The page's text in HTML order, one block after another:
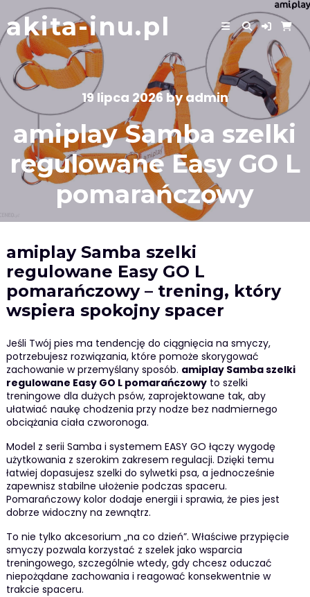
to
content
akita-inu.pl
19 lipca 2026 byadmin
amiplay Samba szelki
regulowane Easy GO L
pomarańczowy
amiplay Samba szelki
regulowane Easy GO L
pomarańczowy – trening, który
wspiera spokojny spacer
Jeśli Twój pies ma tendencję do ciągnięcia na smyczy,
potrzebujesz rozwiązania, które pomoże skorygować
zachowanie w przemyślany sposób. amiplay Samba szelki
regulowane Easy GO L pomarańczowyto szelki
treningowe dla dużych psów, zaprojektowane tak, aby
ułatwiać naukę chodzenia przy nodze bez nadmiernego
obciążania ciała czworonoga.
Model z serii Samba i systemem EASY GO łączy wygodę
użytkowania z szerokim zakresem regulacji. Dzięki temu
łatwiej dopasujesz szelki do sylwetki psa, a jednocześnie
zapewnisz stabilne ułożenie podczas spaceru.
Pomarańczowy kolor dodaje energii i sprawia, że pies jest
dobrze widoczny na zewnątrz.
To nie tylko akcesorium „na co dzień”. Właściwe przypięcie
smyczy pozwala korzystać z szelek jako wsparcia
treningowego, szczególnie wtedy, gdy chcesz oduczać
niepożądane zachowania i reagować konsekwentnie w
trakcie spaceru.